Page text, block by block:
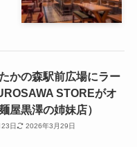
かの森駅前広場にラー
STOREがオ
屋黒澤の姉妹店）
23日 2026年3月29日